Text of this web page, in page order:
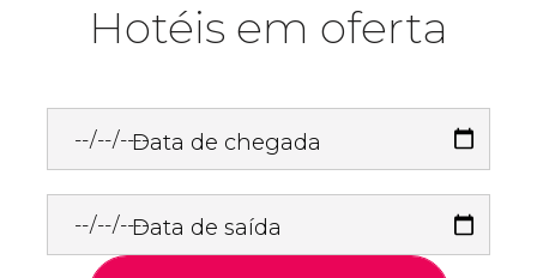
Hotéis em oferta
Data de chegada
Data de saída